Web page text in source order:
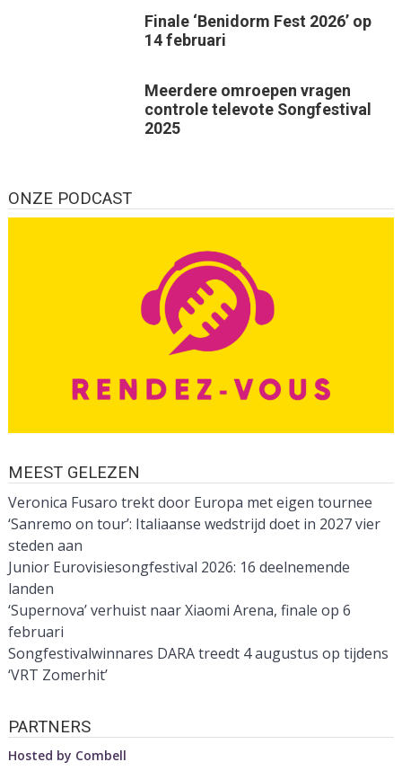
Finale ‘Benidorm Fest 2026’ op
14 februari
Meerdere omroepen vragen
controle televote Songfestival
2025
ONZE PODCAST
MEEST GELEZEN
Veronica Fusaro trekt door Europa met eigen tournee
‘Sanremo on tour’: Italiaanse wedstrijd doet in 2027 vier
steden aan
Junior Eurovisiesongfestival 2026: 16 deelnemende
landen
‘Supernova’ verhuist naar Xiaomi Arena, finale op 6
februari
Songfestivalwinnares DARA treedt 4 augustus op tijdens
‘VRT Zomerhit’
PARTNERS
Hosted by Combell